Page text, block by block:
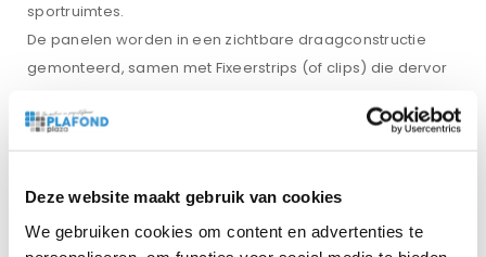
Deze website maakt gebruik van cookies
We gebruiken cookies om content en advertenties te
sportruimtes.
De panelen worden in een zichtbare draagconstructie
gemonteerd, samen met Fixeerstrips (of clips) die dervor
kunnen worden gedemonteerd.
onbrandbaar gekwalicifeerd. Aan de zichtzijde van de
panelen is glasvezelweefsel en aan de rugzijde glasvlies.